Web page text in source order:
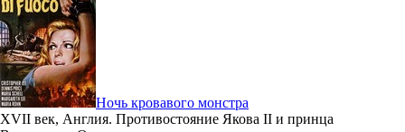
Ночь кровавого монстра
XVII век, Англия. Противостояние Якова II и принца